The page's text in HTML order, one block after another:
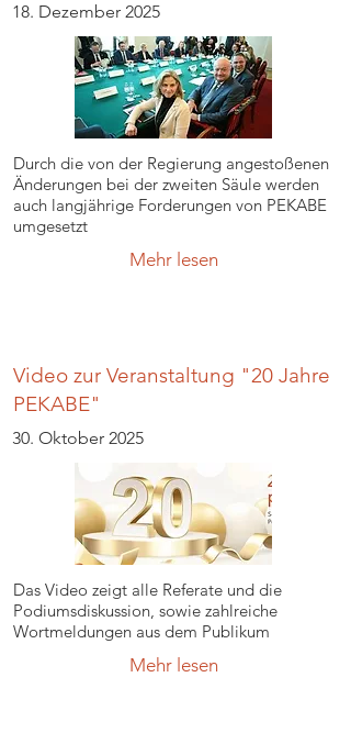
18. Dezember 2025
Durch die von der Regierung angestoßenen
Änderungen bei der zweiten Säule werden
auch langjährige Forderungen von PEKABE
umgesetzt
Mehr lesen
Video zur Veranstaltung "20 Jahre
PEKABE"
30. Oktober 2025
Das Video zeigt alle Referate und die
Podiumsdiskussion, sowie zahlreiche
Wortmeldungen aus dem Publikum
Mehr lesen